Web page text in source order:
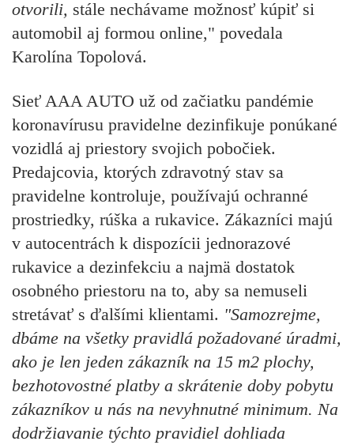
otvorili, stále nechávame možnosť kúpiť si
automobil aj formou online," povedala
Karolína Topolová.
Sieť AAA AUTO už od začiatku pandémie
koronavírusu pravidelne dezinfikuje ponúkané
vozidlá aj priestory svojich pobočiek.
Predajcovia, ktorých zdravotný stav sa
pravidelne kontroluje, používajú ochranné
prostriedky, rúška a rukavice. Zákazníci majú
v autocentrách k dispozícii jednorazové
rukavice a dezinfekciu a najmä dostatok
osobného priestoru na to, aby sa nemuseli
stretávať s ďalšími klientami. "Samozrejme,
dbáme na všetky pravidlá požadované úradmi,
ako je len jeden zákazník na 15 m2 plochy,
bezhotovostné platby a skrátenie doby pobytu
zákazníkov u nás na nevyhnutné minimum. Na
dodržiavanie týchto pravidiel dohliada